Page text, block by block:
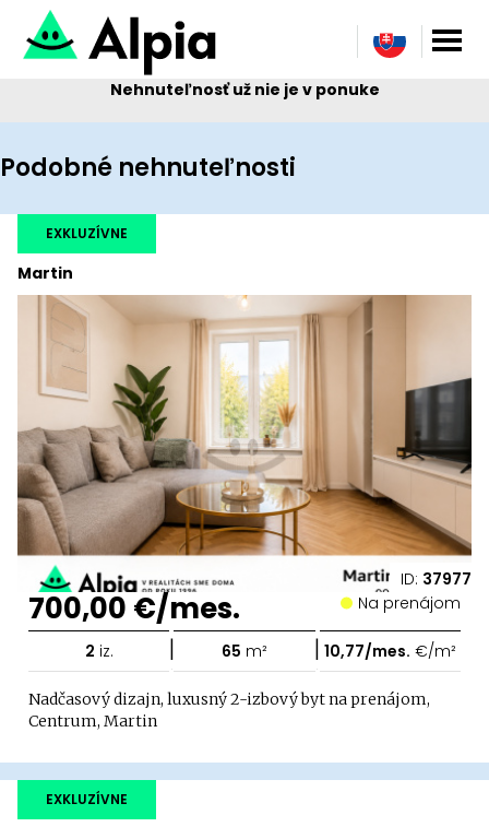
Nehnuteľnosť už nie je v ponuke
Podobné nehnuteľnosti
ID: 37977
Martin
EXKLUZÍVNE
700,00 €/mes. Na prenájom
2 iz. | 65 m² | 10,77/mes. €/m²
Nadčasový dizajn, luxusný 2-izbový byt na prenájom,
Centrum, Martin
EXKLUZÍVNE